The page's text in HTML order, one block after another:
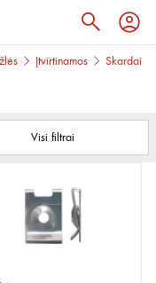
Įtvirtinamos Skardai
Visi filtrai